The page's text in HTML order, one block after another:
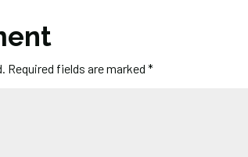
Required fields are marked *